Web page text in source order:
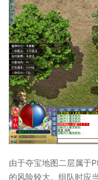
由于夺宝地图二层属于
的风险较大。组队时应